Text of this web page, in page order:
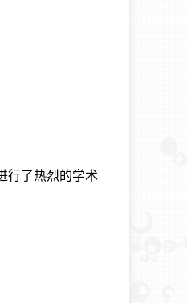
行了热烈的学术